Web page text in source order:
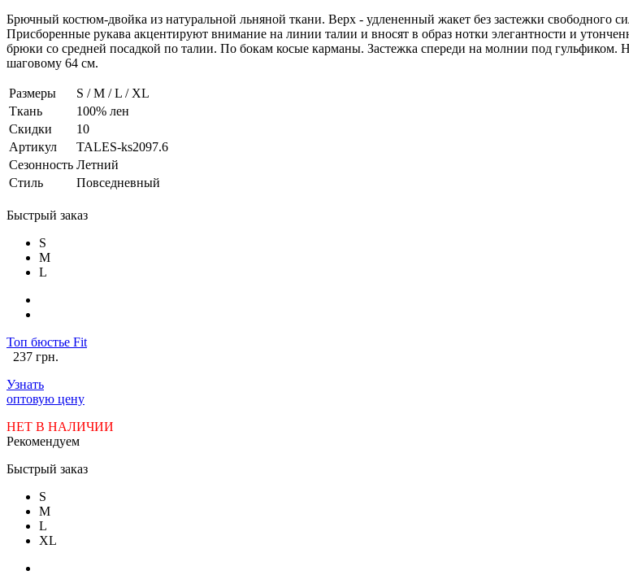
Брючный костюм-двойка из натуральной льняной ткани. Верх - удлененный жакет без застежки свободного
Присборенные рукава акцентируют внимание на линии талии и вносят в образ нотки элегантности и
брюки со средней посадкой по талии. По бокам косые карманы. Застежка спереди на молнии под
шаговому 64 см.
Размеры
S / M / L / XL
Ткань
100% лен
Скидки
10
Артикул
TALES-ks2097.6
Сезонность Летний
Стиль
Повседневный
Быстрый заказ
S
M
L
Топ бюстье Fit
237 грн.
Узнать
оптовую цену
НЕТ В НАЛИЧИИ
Рекомендуем
Быстрый заказ
S
M
L
XL